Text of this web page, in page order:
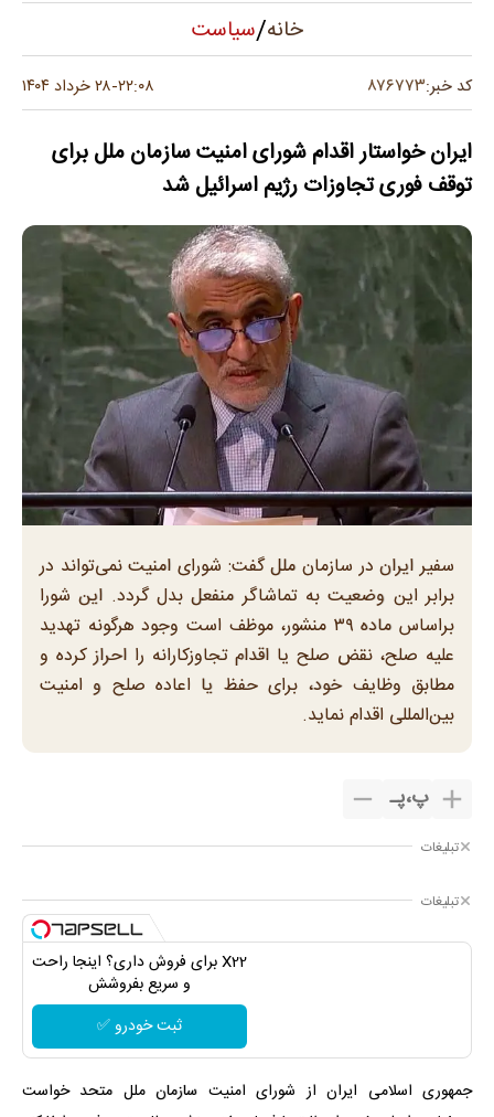
خانه/سیاست
کد خبر:۸۷۶۷۷۳ ۲۲:۰۸-۲۸ خرداد ۱۴۰۴
ایران خواستار اقدام شورای امنیت سازمان ملل برای
توقف فوری تجاوزات رژیم اسرائیل شد
سفیر ایران در سازمان ملل گفت: شورای امنیت نمی‌تواند در
برابر این وضعیت به تماشاگر منفعل بدل گردد. این شورا
براساس ماده ۳۹ منشور، موظف است وجود هرگونه تهدید
علیه صلح، نقض صلح یا اقدام تجاوزکارانه را احراز کرده و
مطابق وظایف خود، برای حفظ یا اعاده صلح و امنیت
بین‌المللی اقدام نماید.
پ،پـ
تبلیغات
تبلیغات
X22 برای فروش داری؟ اینجا راحت
و سریع بفروشش
ثبت خودرو ✅
جمهوری اسلامی ایران از شورای امنیت سازمان ملل متحد خواست